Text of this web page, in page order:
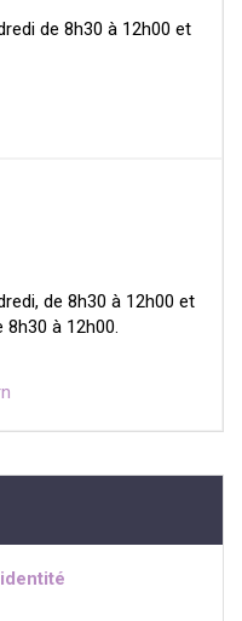
de 8h30 à 12h00 et
de 8h30 à 12h00 et
8h30 à 12h00.